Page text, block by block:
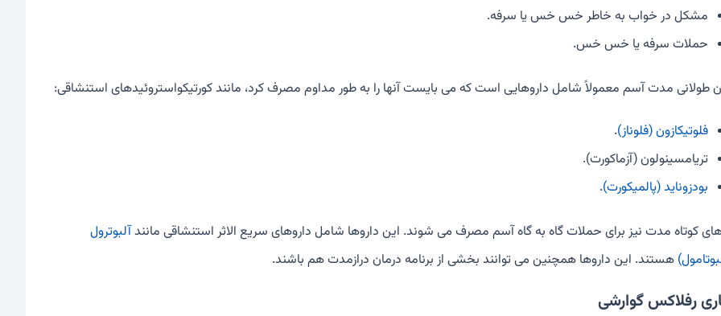
مشکل در خواب به خاطر خس خس یا سرفه.
حملات سرفه یا خس خس.
طولانی مدت آسم معمولاً شامل داروهایی است که می بایست آنها را به طور مداوم مصرف کرد، مانند کورتیکواستروئیدهای استنشاقی:
فلوتیکازون (فلوناز).
تریامسینولون (آزماکورت).
بودزوناید (پالمیکورت).
کوتاه مدت نیز برای حملات گاه به گاه آسم مصرف می شوند. این داروها شامل داروهای سریع الاثر استنشاقی مانندآلبوترول
هستند. این داروها همچنین می توانند بخشی از برنامه درمان درازمدت هم باشند.
رفلاکس گوارشی